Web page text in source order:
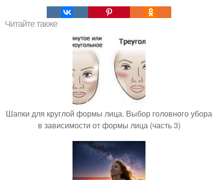
Читайте также
Шапки для круглой формы лица. Выбор головного убора
в зависимости от формы лица (часть 3)